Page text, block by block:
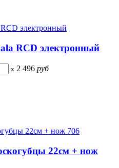
RCD электронный
x 2 496 руб
22см + нож